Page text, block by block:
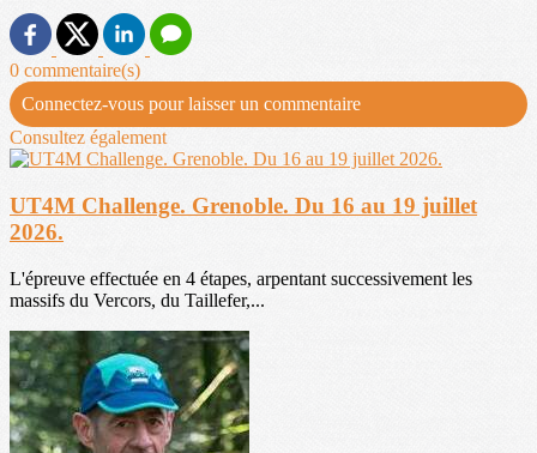
0 commentaire(s)
Connectez-vous pour laisser un commentaire
Consultez également
UT4M Challenge. Grenoble. Du 16 au 19 juillet
2026.
L'épreuve effectuée en 4 étapes, arpentant successivement les
massifs du Vercors, du Taillefer,...